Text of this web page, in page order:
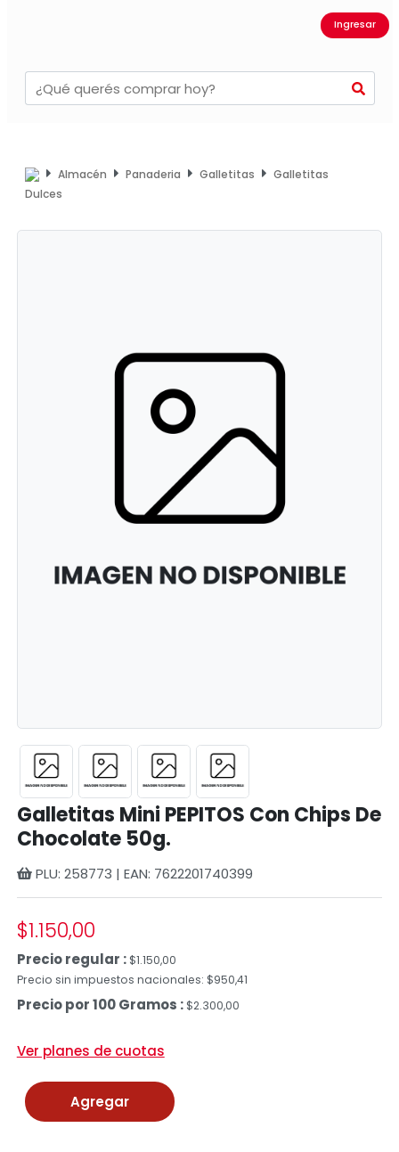
Ingresar
Almacén Panaderia Galletitas
Galletitas
Dulces
Galletitas Mini PEPITOS Con Chips De
Chocolate 50g.
PLU: 258773 | EAN: 7622201740399
$1.150,00
Precio regular :$1.150,00
Precio sin impuestos nacionales: $950,41
Precio por 100 Gramos : $2.300,00
Ver planes de cuotas
Agregar